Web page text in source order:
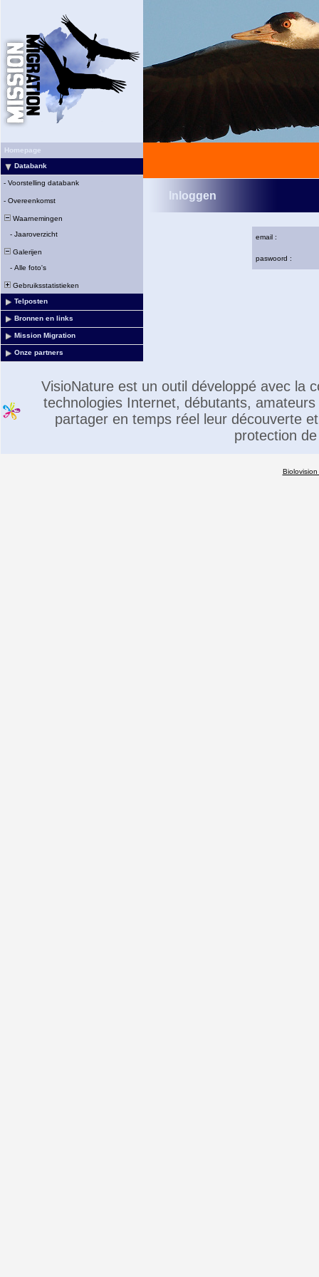
Homepage
Databank
- Voorstelling databank
- Overeenkomst
Waarnemingen
- Jaaroverzicht
Galerijen
- Alle foto's
Gebruiksstatistieken
Telposten
Bronnen en links
Mission Migration
Onze partners
Inloggen
email :
paswoord :
VisioNature est un outil développé avec la
technologies Internet, débutants,
partager en temps réel leur découverte
protection
Biolovision